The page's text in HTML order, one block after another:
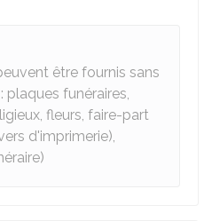
être fournis sans
plaques funéraires,
fleurs, faire-part
d'imprimerie),